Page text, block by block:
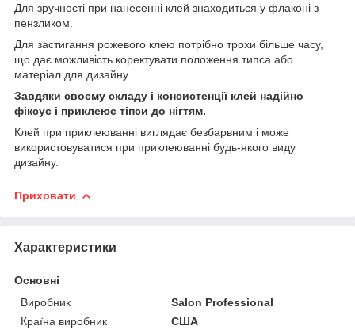
Для зручності при нанесенні клей знаходиться у флаконі з
пензликом.
Для застигання рожевого клею потрібно трохи більше часу,
що дає можливість коректувати положення типса або
матеріал для дизайну.
Завдяки своєму складу і консистенції клей надійно
фіксує і приклеює тіпси до нігтям.
Клей при приклеюванні виглядає безбарвним і може
використовуватися при приклеюванні будь-якого виду
дизайну.
Приховати
Характеристики
Основні
Виробник
Salon Professional
Країна виробник
США